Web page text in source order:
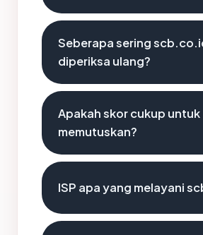
Seberapa sering
diperiksa ulang?
Apakah skor cukup untuk
memutuskan?
ISP apa yang melayani